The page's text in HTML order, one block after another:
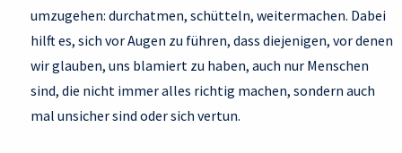
umzugehen: durchatmen, schütteln, weitermachen. Dabei
hilft es, sich vor Augen zu führen, dass diejenigen, vor denen
wir glauben, uns blamiert zu haben, auch nur Menschen
sind, die nicht immer alles richtig machen, sondern auch
mal unsicher sind oder sich vertun.